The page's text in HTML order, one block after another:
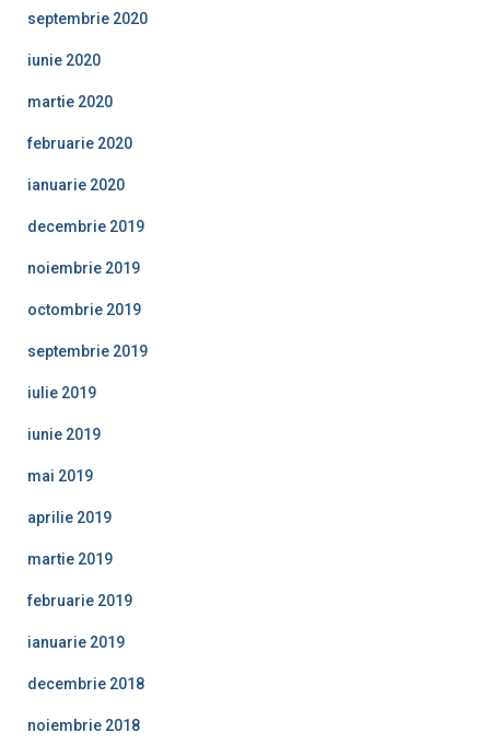
septembrie 2020
iunie 2020
martie 2020
februarie 2020
ianuarie 2020
decembrie 2019
noiembrie 2019
octombrie 2019
septembrie 2019
iulie 2019
iunie 2019
mai 2019
aprilie 2019
martie 2019
februarie 2019
ianuarie 2019
decembrie 2018
noiembrie 2018